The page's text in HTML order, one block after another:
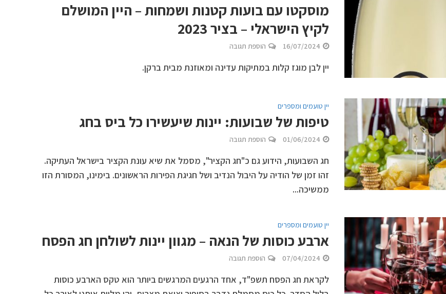
מוסקטו עם בועות קטנות ושמחות – היין המושלם
לקיץ הישראלי – בציר 2023
16/07/2024 הוספת תגובה
יין לבן מוגז קלות במתיקות עדינה ומאוזנת מבית ברקן.
יין טועמים ומספרים
טיפות של שבועות: יינות שיעשירו כל ביס בחג
01/06/2024 הוספת תגובה
חג השבועות, הידוע גם כ"חג הקציר", מסמל את שיא עונת הקציר בישראל העתיקה.
זהו זמן של הודיה על היבול הנדיב ושל חגיגת הפירות הראשונים. בימינו, המסורת הזו
ממשיכה...
יין טועמים ומספרים
ארבע כוסות של הנאה – מגוון יינות לשולחן חג הפסח
07/04/2024 הוספת תגובה
לקראת חג הפסח תשפ"ד, אחד הרגעים המרגשים ביותר הוא טקס הארבע כוסות